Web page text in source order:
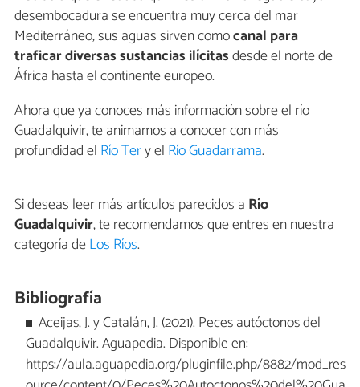
desembocadura se encuentra muy cerca del mar
Mediterráneo, sus aguas sirven comocanal para
traficar diversas sustancias ilícitasdesde el norte de
África hasta el continente europeo.
Ahora que ya conoces más información sobre el río
Guadalquivir, te animamos a conocer con más
profundidad el Río Tery el Río Guadarrama.
Si deseas leer más artículos parecidos a Río
Guadalquivir, te recomendamos que entres en nuestra
categoría deLos Ríos.
Bibliografía
Aceijas, J. y Catalán, J. (2021). Peces autóctonos del
Guadalquivir. Aguapedia. Disponible en:
https://aula.aguapedia.org/pluginfile.php/8882/mod_res